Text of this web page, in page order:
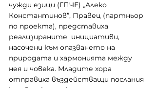
чужди езици (ГПЧЕ) „Алеко
Константинов”, Правец (партньор
по проекта), представиха
реализираните  инициативи,
насочени към опазването на
природата и хармонията между
нея и човека. Младите хора
отправиха въздействащи послания